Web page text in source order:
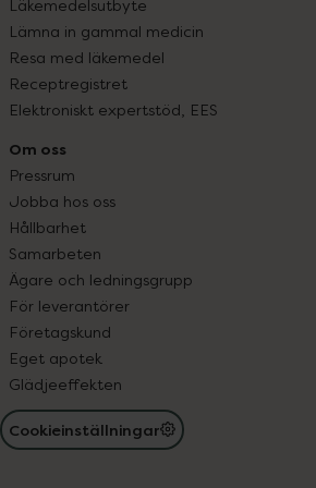
Läkemedelsutbyte
Lämna in gammal medicin
Resa med läkemedel
Receptregistret
Elektroniskt expertstöd, EES
Om oss
Pressrum
Jobba hos oss
Hållbarhet
Samarbeten
Ägare och ledningsgrupp
För leverantörer
Företagskund
Eget apotek
Glädjeeffekten
Cookieinställningar